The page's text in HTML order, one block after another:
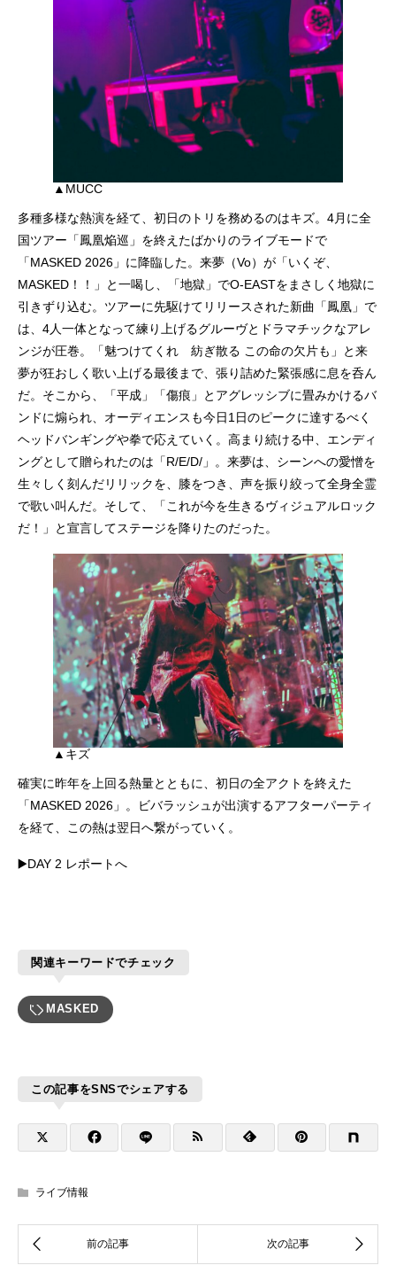
▲MUCC
多種多様な熱演を経て、初日のトリを務めるのはキズ。4月に全
国ツアー「鳳凰焔巡」を終えたばかりのライブモードで
「MASKED 2026」に降臨した。来夢（Vo）が「いくぞ、
MASKED！！」と一喝し、「地獄」でO-EASTをまさしく地獄に
引きずり込む。ツアーに先駆けてリリースされた新曲「鳳凰」で
は、4人一体となって練り上げるグルーヴとドラマチックなアレ
ンジが圧巻。「魅つけてくれ 紡ぎ散る この命の欠片も」と来
夢が狂おしく歌い上げる最後まで、張り詰めた緊張感に息を呑ん
だ。そこから、「平成」「傷痕」とアグレッシブに畳みかけるバ
ンドに煽られ、オーディエンスも今日1日のピークに達するべく
ヘッドバンギングや拳で応えていく。高まり続ける中、エンディ
ングとして贈られたのは「R/E/D/」。来夢は、シーンへの愛憎を
生々しく刻んだリリックを、膝をつき、声を振り絞って全身全霊
で歌い叫んだ。そして、「これが今を生きるヴィジュアルロック
だ！」と宣言してステージを降りたのだった。
▲キズ
確実に昨年を上回る熱量とともに、初日の全アクトを終えた
「MASKED 2026」。ビバラッシュが出演するアフターパーティ
を経て、この熱は翌日へ繋がっていく。
▶️DAY 2 レポートへ
関連キーワードでチェック
MASKED
この記事をSNSでシェアする
ライブ情報